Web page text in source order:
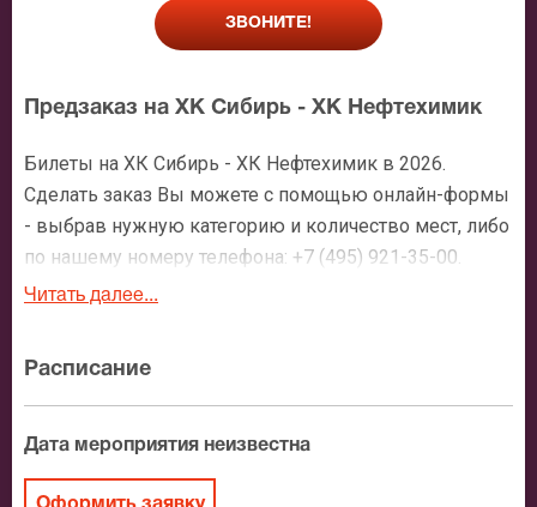
ЗВОНИТЕ!
Предзаказ на ХК Сибирь - ХК Нефтехимик
Билеты на ХК Сибирь - ХК Нефтехимик в 2026.
Сделать заказ Вы можете с помощью онлайн-формы
- выбрав нужную категорию и количество мест, либо
по нашему номеру телефона: +7 (495) 921-35-00.
После оформления заявки с Вами свяжется
зрительном зале, о том как заказать билет и утвердит
адрес доставки.
Нефтехимик
Читать далее...
Расписание
Дата мероприятия неизвестна